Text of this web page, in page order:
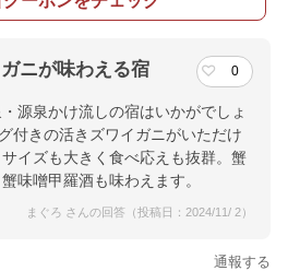
ニが味わえる宿 0
源泉かけ流しの宿はいかがでしょ
付きの活きズワイガニがいただけ
イズも大きく食べ応えも抜群。蟹
味噌甲羅酒も味わえます。
まぐろ さんの回答（投稿日：2024/11/ 2）
通報する